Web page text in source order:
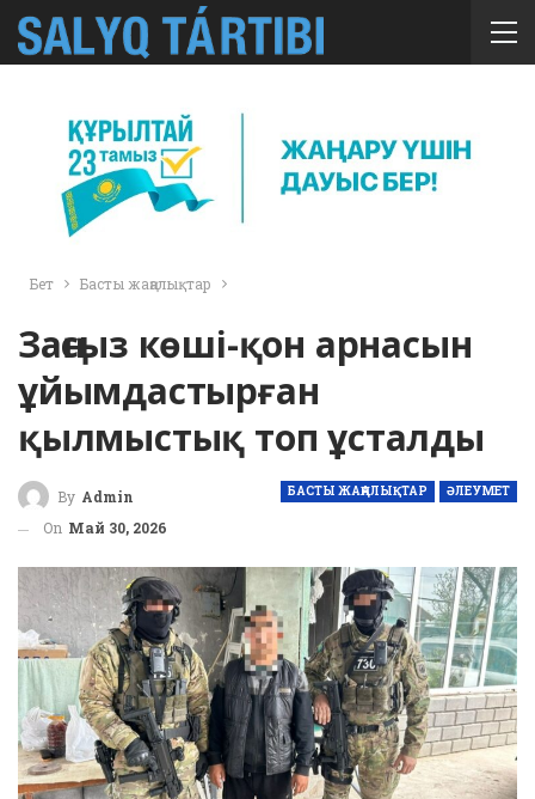
Бет Басты жаңалықтар
Заңсыз көші-қон арнасын
ұйымдастырған
қылмыстық топ ұсталды
БАСТЫ ЖАҢАЛЫҚТАР ӘЛЕУМЕТ
By Admin
On Май 30, 2026